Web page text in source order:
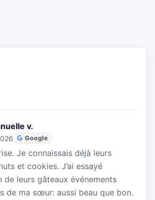
v.
Google
Je connaissais déjà leurs
et cookies. J’ai essayé
de leurs gâteaux événements
de ma sœur: aussi beau que bon.